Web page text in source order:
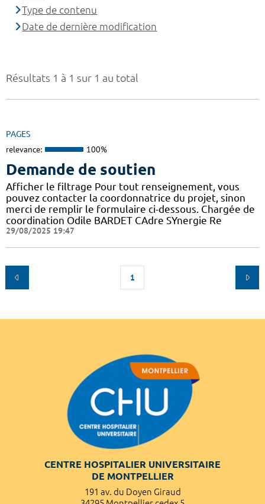
Résultats 1 à 1 sur 1 au total
PAGES
relevance: 100%
Demande de soutien
Afficher le filtrage Pour tout renseignement, vous
pouvez contacter la coordonnatrice du projet, sinon
merci de remplir le formulaire ci-dessous. Chargée de
coordination Odile BARDET CAdre SYnergie Re
29/08/2025 19:47
1
Type de contenu
Date de dernière modification
CENTRE HOSPITALIER UNIVERSITAIRE
DE MONTPELLIER
191 av. du Doyen Giraud